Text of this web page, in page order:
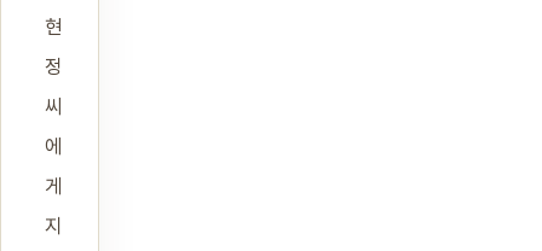
현
정
씨
에
게
지